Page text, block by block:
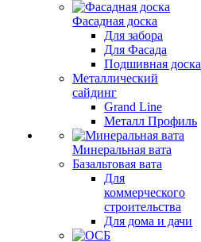
Фасадная доска
Для забора
Для Фасада
Подшивная доска
Металлический
сайдинг
Grand Line
Металл Профиль
Минеральная вата
Базальтовая вата
Для
коммерческого
строительства
Для дома и дачи